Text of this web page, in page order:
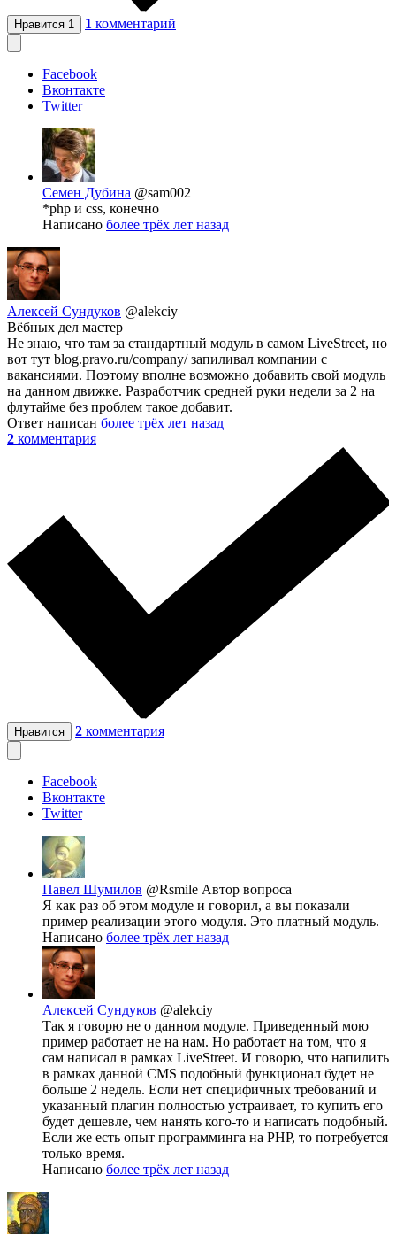
Нравится 1 1 комментарий
Facebook
Вконтакте
Twitter
Семен Дубина @sam002
*php и css, конечно
Написано более трёх лет назад
Алексей Сундуков @alekciy
Вёбных дел мастер
Не знаю, что там за стандартный модуль в самом LiveStreet, но
вот тут blog.pravo.ru/company/ запиливал компании с
вакансиями. Поэтому вполне возможно добавить свой модуль
на данном движке. Разработчик средней руки недели за 2 на
флутайме без проблем такое добавит.
Ответ написан более трёх лет назад
2 комментария
Нравится 2 комментария
Facebook
Вконтакте
Twitter
Павел Шумилов @Rsmile Автор вопроса
Я как раз об этом модуле и говорил, а вы показали
пример реализации этого модуля. Это платный модуль.
Написано более трёх лет назад
Алексей Сундуков @alekciy
Так я говорю не о данном модуле. Приведенный мою
пример работает не на нам. Но работает на том, что я
сам написал в рамках LiveStreet. И говорю, что напилить
в рамках данной CMS подобный функционал будет не
больше 2 недель. Если нет специфичных требований и
указанный плагин полностью устраивает, то купить его
будет дешевле, чем нанять кого-то и написать подобный.
Если же есть опыт программинга на PHP, то потребуется
только время.
Написано более трёх лет назад